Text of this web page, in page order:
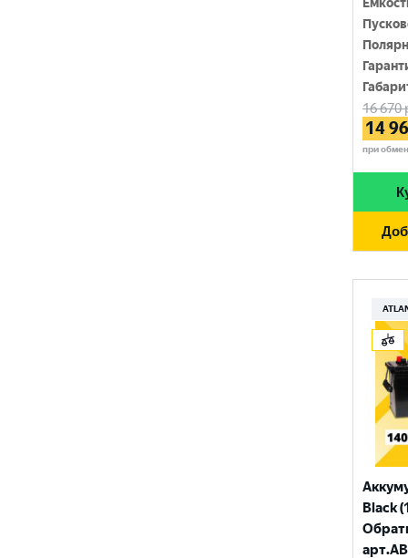
16 670
14
при
Black